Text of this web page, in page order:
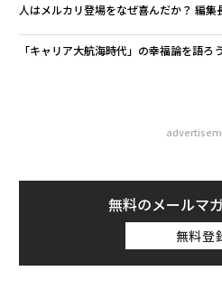
人はメルカリ登場をなぜ喜んだか？ 編集
「キャリア大航海時代」の幸福論を語ろう
無料のメールマ
無料登